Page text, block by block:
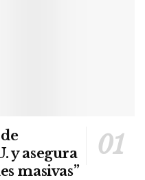
y asegura
masivas”